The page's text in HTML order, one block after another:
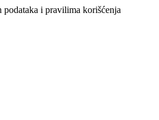
i pravilima korišćenja